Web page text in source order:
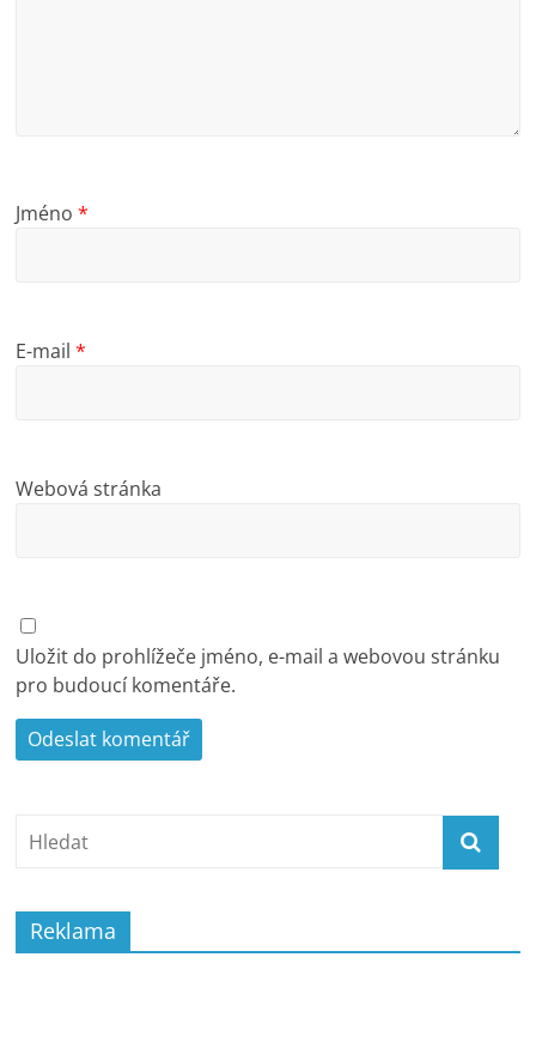
Jméno*
E-mail*
Webová stránka
Uložit do prohlížeče jméno, e-mail a webovou stránku
pro budoucí komentáře.
Reklama